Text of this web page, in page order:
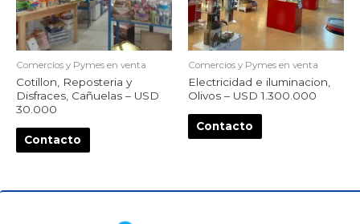
Comercios y Pymes en venta
Cotillon, Reposteria y
Disfraces, Cañuelas – USD
30.000
Contacto
Comercios y Pymes en venta
Electricidad e iluminacion,
Olivos – USD 1.300.000
Contacto